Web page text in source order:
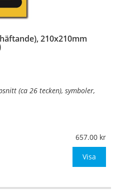
210x210mm
(ca 26 tecken), symboler,
annat mått upp till 0,05m²)
657.00
Visa